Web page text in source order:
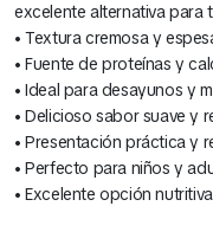
excelente alternativa para
• Textura cremosa y
• Fuente de proteínas y
• Ideal para desayunos y
• Delicioso sabor suave y
• Presentación práctica y
• Perfecto para niños y
• Excelente opción